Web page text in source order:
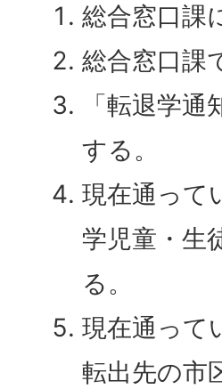
総合窓口課
総合窓口課
「転退学
する。
現在通って
学児童・生
る。
現在通って
転出先の市